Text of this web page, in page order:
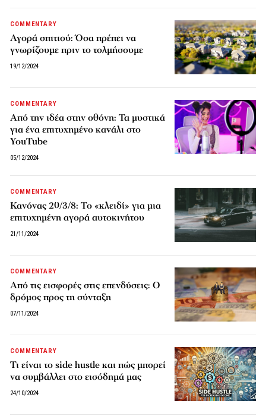
COMMENTARY
Αγορά σπιτιού: Όσα πρέπει να
γνωρίζουμε πριν το τολμήσουμε
19/12/2024
COMMENTARY
Από την ιδέα στην οθόνη: Τα μυστικά
για ένα επιτυχημένο κανάλι στο
YouTube
05/12/2024
COMMENTARY
Κανόνας 20/3/8: Το «κλειδί» για μια
επιτυχημένη αγορά αυτοκινήτου
21/11/2024
COMMENTARY
Από τις εισφορές στις επενδύσεις: Ο
δρόμος προς τη σύνταξη
07/11/2024
COMMENTARY
Τι είναι το side hustle και πώς μπορεί
να συμβάλλει στο εισόδημά μας
24/10/2024